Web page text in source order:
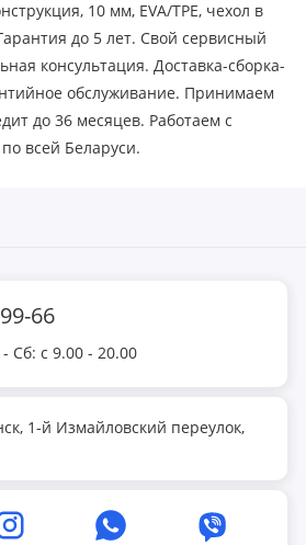
10 мм, EVA/TPE, чехол в
до 5 лет. Свой сервисный
консультация. Доставка-сборка-
обслуживание. Принимаем
до 36 месяцев. Работаем с
всей Беларуси.
66
Сб: с 9.00 - 20.00
1-й Измайловский переулок,